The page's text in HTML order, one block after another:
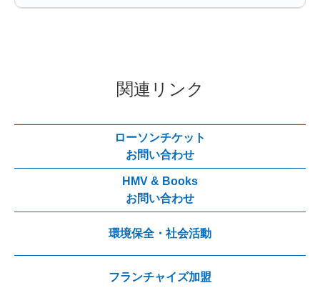
関連リンク
ローソンチケット
お問い合わせ
HMV & Books
お問い合わせ
環境保全・社会活動
フランチャイズ加盟